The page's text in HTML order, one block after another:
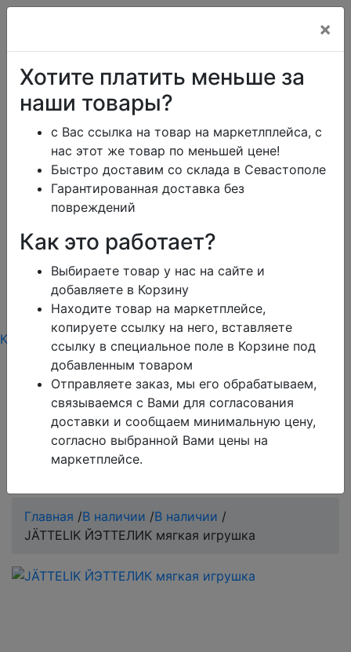
ikeaDos@mail.ru
ГлавнаяКаталогТарифыПомощь
Отзывы
Обмен и возврат
Блог
Заказать юр.лицу
Контакты
режим работы
Корзина
Каталог
Тарифы Контакты режим работы
Обратите внимание!Поиск работает только по
товарам, которые есть в базе сайта.
Если Вы не нашли то, что Вы ищите, обратитесь в
чат на сайте, оператор всегда Вам поможет.
Главная /В наличии /В наличии /
JÄTTELIK ЙЭТТЕЛИК мягкая игрушка
×
Хотите платить меньше за
наши товары?
с Вас ссылка на товар на маркетлплейса, с
нас этот же товар по меньшей цене!
Быстро доставим со склада в Севастополе
Гарантированная доставка без
повреждений
Как это работает?
Выбираете товар у нас на сайте и
добавляете в Корзину
Находите товар на маркетплейсе,
копируете ссылку на него, вставляете
ссылку в специальное поле в Корзине под
добавленным товаром
Отправляете заказ, мы его обрабатываем,
связываемся с Вами для согласования
доставки и сообщаем минимальную цену,
согласно выбранной Вами цены на
маркетплейсе.